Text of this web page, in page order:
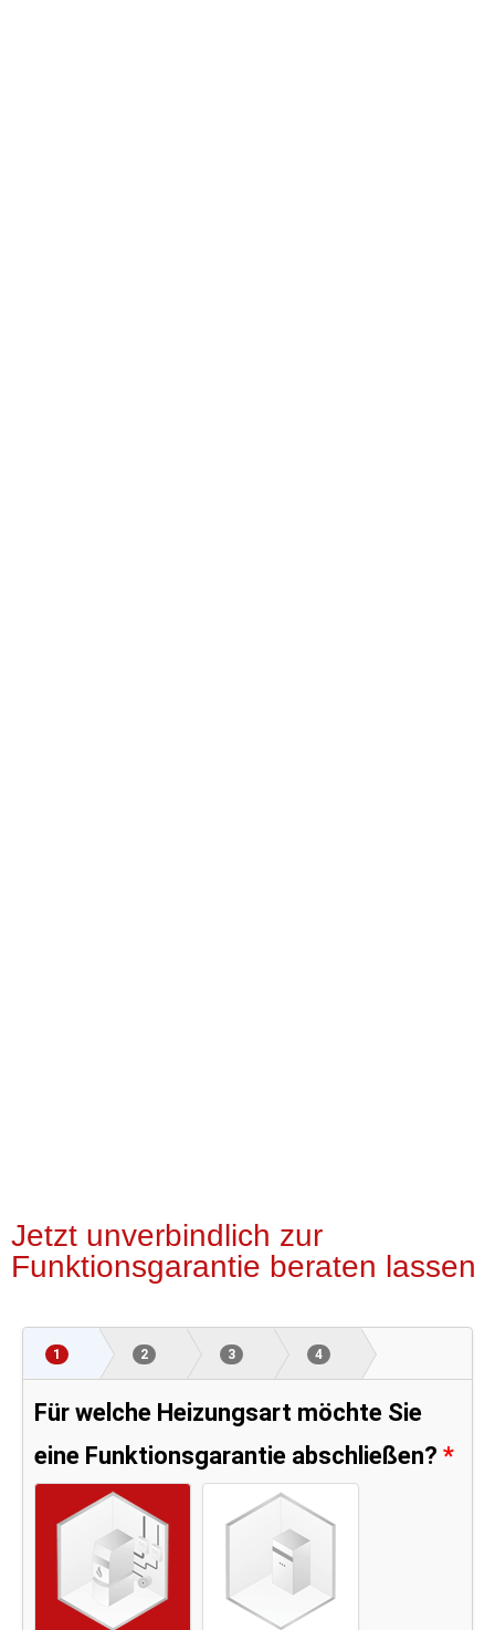
Jetzt unverbindlich zur
Funktionsgarantie beraten lassen